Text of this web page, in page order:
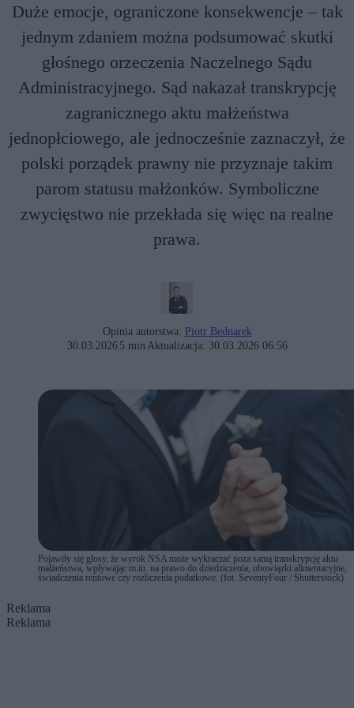
Duże emocje, ograniczone konsekwencje – tak
jednym zdaniem można podsumować skutki
głośnego orzeczenia Naczelnego Sądu
Administracyjnego. Sąd nakazał transkrypcję
zagranicznego aktu małżeństwa
jednopłciowego, ale jednocześnie zaznaczył, że
polski porządek prawny nie przyznaje takim
parom statusu małżonków. Symboliczne
zwycięstwo nie przekłada się więc na realne
prawa.
Opinia autorstwa: Piotr Bednarek
30.03.2026 5 min Aktualizacja: 30.03.2026 06:56
Pojawiły się głosy, że wyrok NSA może wykraczać poza samą transkrypcję aktu
małżeństwa, wpływając m.in. na prawo do dziedziczenia, obowiązki alimentacyjne,
świadczenia rentowe czy rozliczenia podatkowe. (fot. SeventyFour / Shutterstock)
Reklama
Reklama